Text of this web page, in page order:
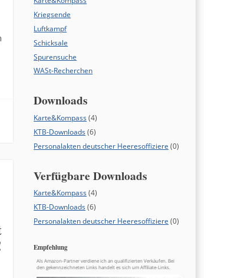
Kriegsende
Luftkampf
Schicksale
Spurensuche
WASt-Recherchen
Downloads
Karte&Kompass (4)
KTB-Downloads (6)
Personalakten deutscher Heeresoffiziere (0)
Verfügbare Downloads
Karte&Kompass (4)
KTB-Downloads (6)
Personalakten deutscher Heeresoffiziere (0)
Empfehlung
Als Amazon-Partner verdiene ich an qualifizierten Verkäufen. Bei
den gekennzeichneten Links handelt es sich um Affiliate-Links.